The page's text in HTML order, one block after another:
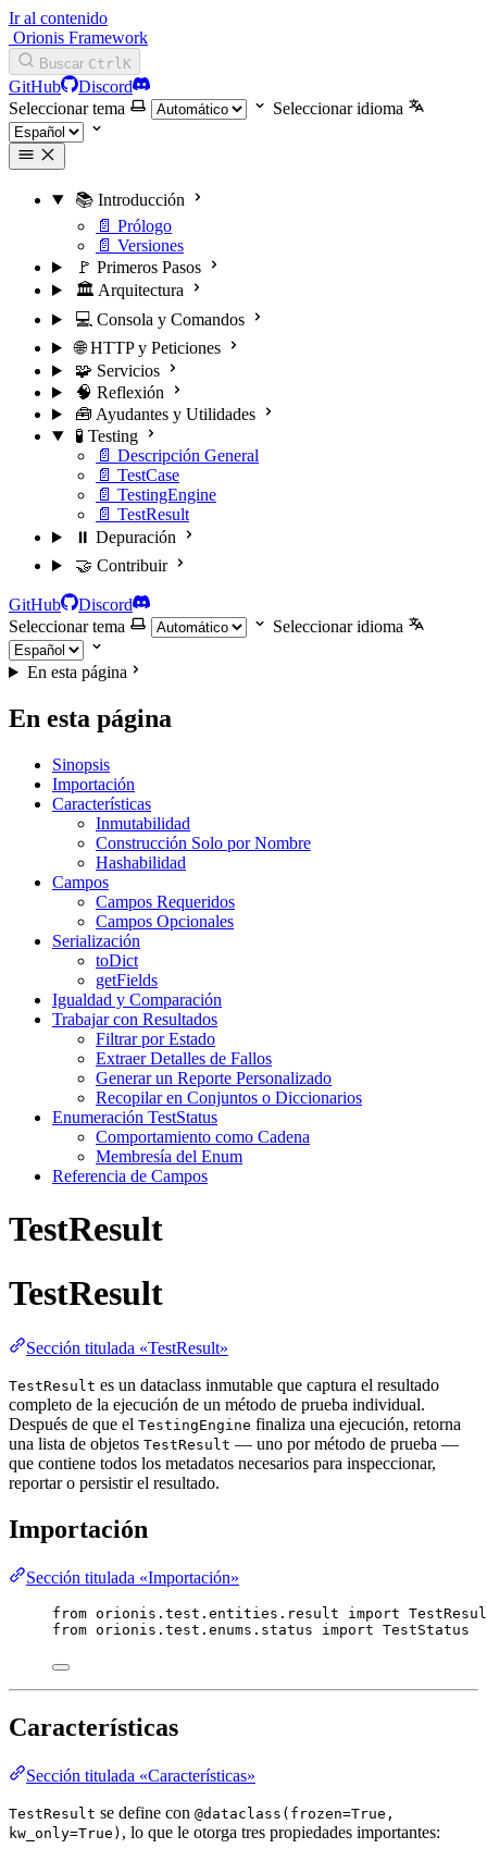
Ir al contenido
Orionis Framework
Buscar CtrlK
GitHub
Discord
Seleccionar tema
Seleccionar idioma
📚 Introducción
📄 Prólogo
📄 Versiones
🚩 Primeros Pasos
🏛️ Arquitectura
💻 Consola y Comandos
🌐 HTTP y Peticiones
🧩 Servicios
🧠 Reflexión
🧰 Ayudantes y Utilidades
🧪 Testing
📄 Descripción General
📄 TestCase
📄 TestingEngine
📄 TestResult
⏸️ Depuración
🤝 Contribuir
GitHub
Discord
Seleccionar tema
Seleccionar idioma
En esta página
En esta página
Sinopsis
Importación
Características
Inmutabilidad
Construcción Solo por Nombre
Hashabilidad
Campos
Campos Requeridos
Campos Opcionales
Serialización
toDict
getFields
Igualdad y Comparación
Trabajar con Resultados
Filtrar por Estado
Extraer Detalles de Fallos
Generar un Reporte Personalizado
Recopilar en Conjuntos o Diccionarios
Enumeración TestStatus
Comportamiento como Cadena
Membresía del Enum
Referencia de Campos
TestResult
TestResult
Sección titulada «TestResult»
TestResult es un dataclass inmutable que captura el resultado
completo de la ejecución de un método de prueba individual.
Después de que el TestingEngine finaliza una ejecución, retorna
una lista de objetos TestResult — uno por método de prueba —
que contiene todos los metadatos necesarios para inspeccionar,
reportar o persistir el resultado.
Importación
Sección titulada «Importación»
from orionis.test.entities.result import
from orionis.test.enums.status import TestStatus
Características
Sección titulada «Características»
TestResult se define con @dataclass(frozen=True,
kw_only=True) , lo que le otorga tres propiedades importantes: